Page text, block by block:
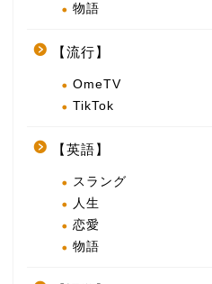
物語
【流行】
OmeTV
TikTok
【英語】
スラング
人生
恋愛
物語